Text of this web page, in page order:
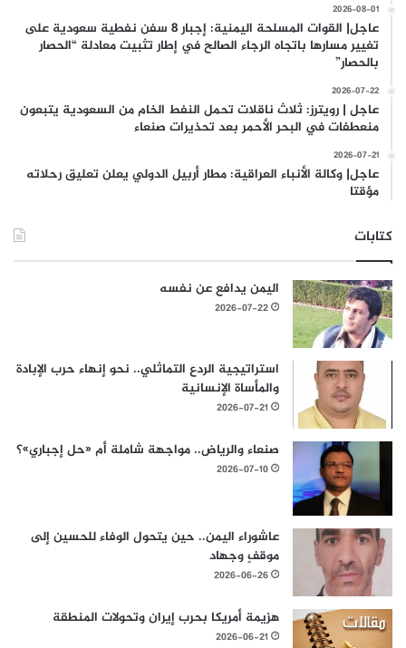
2026-08-01
عاجل| القوات المسلحة اليمنية: إجبار 8 سفن نفطية سعودية على
تغيير مسارها باتجاه الرجاء الصالح في إطار تثبيت معادلة “الحصار
بالحصار”
2026-07-22
عاجل | رويترز: ثلاث ناقلات تحمل النفط الخام من السعودية يتبعون
منعطفات في البحر الأحمر بعد تحذيرات صنعاء
2026-07-21
عاجل| وكالة الأنباء العراقية: مطار أربيل الدولي يعلن تعليق رحلاته
مؤقتا
كتابات
اليمن يدافع عن نفسه
2026-07-22
استراتيجية الردع التماثلي.. نحو إنهاء حرب الإبادة
والمأساة الإنسانية
2026-07-21
صنعاء والرياض.. مواجهة شاملة أم «حل إجباري»؟
2026-07-10
عاشوراء اليمن.. حين يتحول الوفاء للحسين إلى
موقفٍ وجهاد
2026-06-26
هزيمة أمريكا بحرب إيران وتحولات المنطقة
2026-06-21